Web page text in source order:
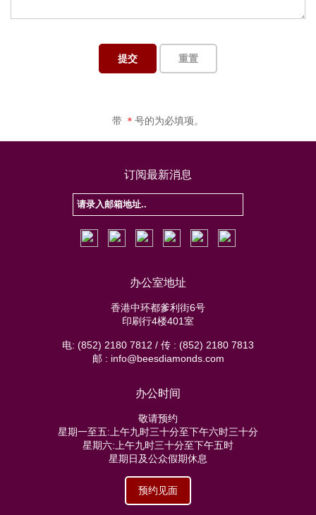
带 ＊ 号的为必填项。
订阅最新消息
办公室地址
香港中环都爹利街6号
印刷行4楼401室
电: (852) 2180 7812 / 传 : (852) 2180 7813
邮 : info@beesdiamonds.com
办公时间
敬请预约
星期一至五:上午九时三十分至下午六时三十分
星期六:上午九时三十分至下午五时
星期日及公众假期休息
预约见面